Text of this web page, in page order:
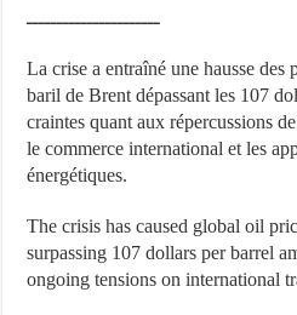
ــــــــــــــــــــــ
La crise a entraîné une hausse
baril de Brent dépassant les 107
craintes quant aux répercussions
le commerce international et les
énergétiques.
The crisis has caused global oil
surpassing 107 dollars per barrel
ongoing tensions on international